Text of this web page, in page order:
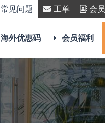
常见问题 工单 会
海外优惠码 会员福利